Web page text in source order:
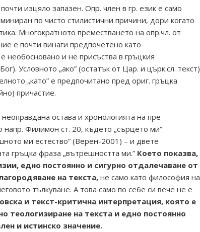
изцяло запазен. Опр. член в гр. език е само
по чисто стилистични причини, дори когато
Многократното преместването на опр.чл. от
е почти винаги предпочетено като
необосновано и не присъства в гръцкия
Условното „ако” (остатък от Цар. и църк.сл. текст)
„като” е предпочитано пред ориг. гръцка
причастие.
остава и хронологията на пре-
напр. Филимон ст. 20, където „сърцето ми”
ми естество” (Верен-2001) – и двете
гръцка фраза „вътрешността ми.” Което показва,
едно постоянно и сигурно отдалечаване от
на текста, не само като философия на
тълкуване. А това само по себе си вече не е
и текст-критична интерпретация, която е
теологизиране на текста и едно постоянно
и истинско значение.